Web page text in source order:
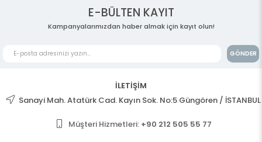
E-BÜLTEN KAYIT
Kampanyalarımızdan haber almak için kayıt olun!
GÖNDER
İLETİŞİM
Sanayi Mah. Atatürk Cad. Kayın Sok. No:5 Güngören / İSTANBUL
Müşteri Hizmetleri: +90 212 505 55 77